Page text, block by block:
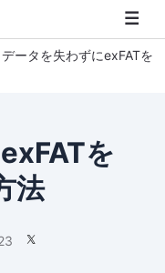
ータを失わずにexFATを
を
法
